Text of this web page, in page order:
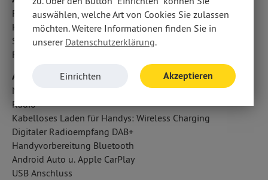
Fondairbags
Kopfairbag vorn und hinten
Seitenairbag vorn
Fahrer- /Beifahrerairbag
Audio & Kommunikation
Navigationssystem
Radio
Kabelloses Laden für Handys: Wireless Charging
Digitaler Radioempfang DAB+
Handyvorbereitung Bluetooth
Android Auto u. Apple CarPlay
USB Anschluss
auswählen, welche Art von Cookies Sie zulassen
möchten. Weitere Informationen finden Sie in
unserer Datenschutzerklärung.
Einrichten Akzeptieren